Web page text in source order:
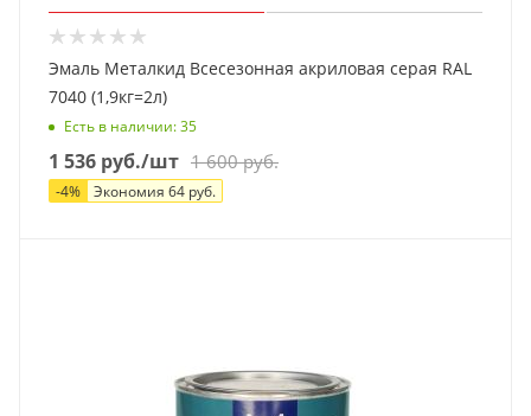
Эмаль Металкид Всесезонная акриловая серая RAL
7040 (1,9кг=2л)
Есть в наличии: 35
1 536 руб./шт 1 600руб.
-4% Экономия 64 руб.